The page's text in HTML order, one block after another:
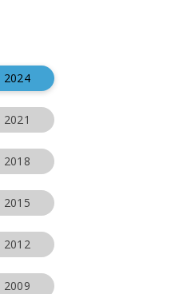
2024
2021
2018
2015
2012
2009